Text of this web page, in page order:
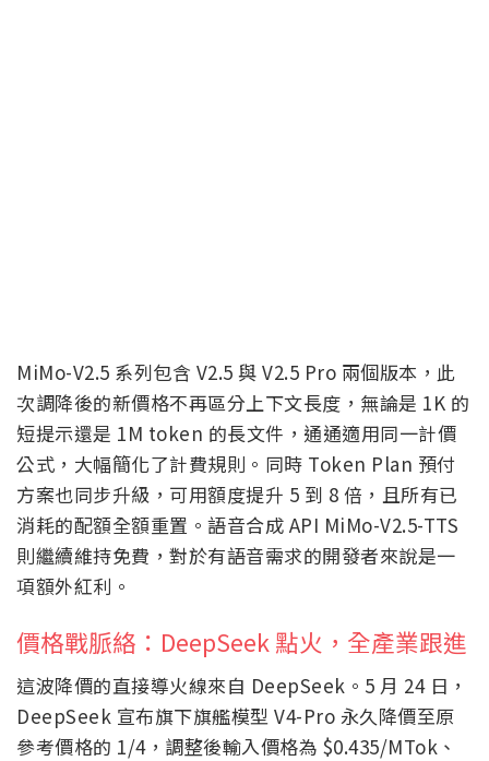
MiMo-V2.5 系列包含 V2.5 與 V2.5 Pro 兩個版本，此
次調降後的新價格不再區分上下文長度，無論是 1K 的
短提示還是 1M token 的長文件，通通適用同一計價
公式，大幅簡化了計費規則。同時 Token Plan 預付
方案也同步升級，可用額度提升 5 到 8 倍，且所有已
消耗的配額全額重置。語音合成 API MiMo-V2.5-TTS
則繼續維持免費，對於有語音需求的開發者來說是一
項額外紅利。
價格戰脈絡：DeepSeek 點火，全產業跟進
這波降價的直接導火線來自 DeepSeek。5 月 24 日，
DeepSeek 宣布旗下旗艦模型 V4-Pro 永久降價至原
參考價格的 1/4，調整後輸入價格為 $0.435/MTok、